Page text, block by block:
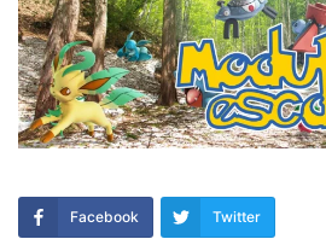
Facebook Twitter